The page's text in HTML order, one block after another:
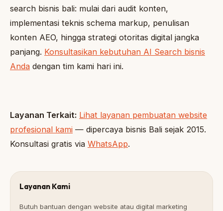
search bisnis bali: mulai dari audit konten,
implementasi teknis schema markup, penulisan
konten AEO, hingga strategi otoritas digital jangka
panjang. Konsultasikan kebutuhan AI Search bisnis
Anda dengan tim kami hari ini.
Layanan Terkait: Lihat layanan pembuatan website
profesional kami — dipercaya bisnis Bali sejak 2015.
Konsultasi gratis via WhatsApp.
Layanan Kami
Butuh bantuan dengan website atau digital marketing